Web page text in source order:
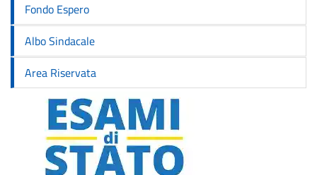
Fondo Espero
Albo Sindacale
Area Riservata